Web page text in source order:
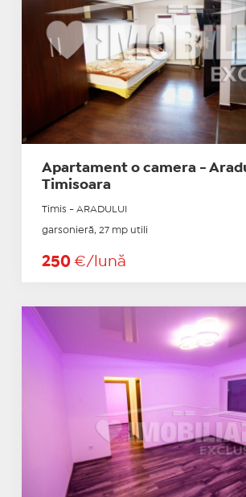
Apartament o camera -
Timisoara
Timis - ARADULUI
garsonieră, 27 mp utili
250 €/lună